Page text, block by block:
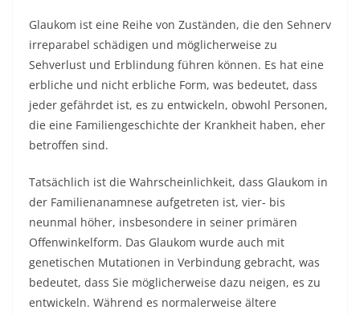
Glaukom ist eine Reihe von Zuständen, die den Sehnerv
irreparabel schädigen und möglicherweise zu
Sehverlust und Erblindung führen können. Es hat eine
erbliche und nicht erbliche Form, was bedeutet, dass
jeder gefährdet ist, es zu entwickeln, obwohl Personen,
die eine Familiengeschichte der Krankheit haben, eher
betroffen sind.
Tatsächlich ist die Wahrscheinlichkeit, dass Glaukom in
der Familienanamnese aufgetreten ist, vier- bis
neunmal höher, insbesondere in seiner primären
Offenwinkelform. Das Glaukom wurde auch mit
genetischen Mutationen in Verbindung gebracht, was
bedeutet, dass Sie möglicherweise dazu neigen, es zu
entwickeln. Während es normalerweise ältere